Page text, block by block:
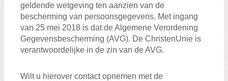
geldende wetgeving ten aanzien van de
bescherming van persoonsgegevens. Met ingang
van 25 mei 2018 is dat de Algemene Verordening
Gegevensbescherming (AVG). De ChristenUnie is
verantwoordelijke in de zin van de AVG.
Wilt u hierover contact opnemen met de